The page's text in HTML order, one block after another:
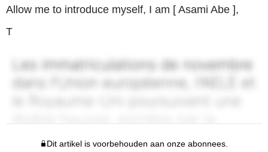
Allow me to introduce myself, I am [ Asami Abe ],
T
Dit artikel is voorbehouden aan onze abonnees.